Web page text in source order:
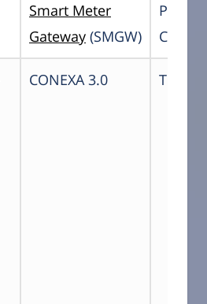
Smart Meter
Gateway (SMGW)
Power
CONEXA 3.0